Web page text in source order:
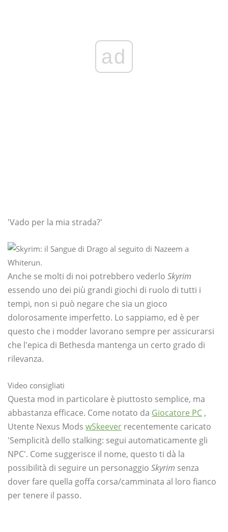
ad
'Vado per la mia strada?'
Anche se molti di noi potrebbero vederlo Skyrim
essendo uno dei più grandi giochi di ruolo di tutti i
tempi, non si può negare che sia un gioco
dolorosamente imperfetto. Lo sappiamo, ed è per
questo che i modder lavorano sempre per assicurarsi
che l'epica di Bethesda mantenga un certo grado di
rilevanza.
Video consigliati
Questa mod in particolare è piuttosto semplice, ma
abbastanza efficace. Come notato da Giocatore PC ,
Utente Nexus Mods wSkeever recentemente caricato
'Semplicità dello stalking: segui automaticamente gli
NPC'. Come suggerisce il nome, questo ti dà la
possibilità di seguire un personaggio Skyrim senza
dover fare quella goffa corsa/camminata al loro fianco
per tenere il passo.